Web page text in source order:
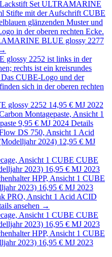
BLUE glossy 2277
glossy 2252 14,95 € MJ 2022
9,95 € MJ 2024 Details
Acid
2024) 12,95 € MJ
CUBE CUBE
2023) 16,95 € MJ 2023
CUBE
2023) 16,95 € MJ 2023
Acid ACID
ansehen →
CUBE CUBE
2023) 16,95 € MJ 2023
CUBE
2023) 16,95 € MJ 2023